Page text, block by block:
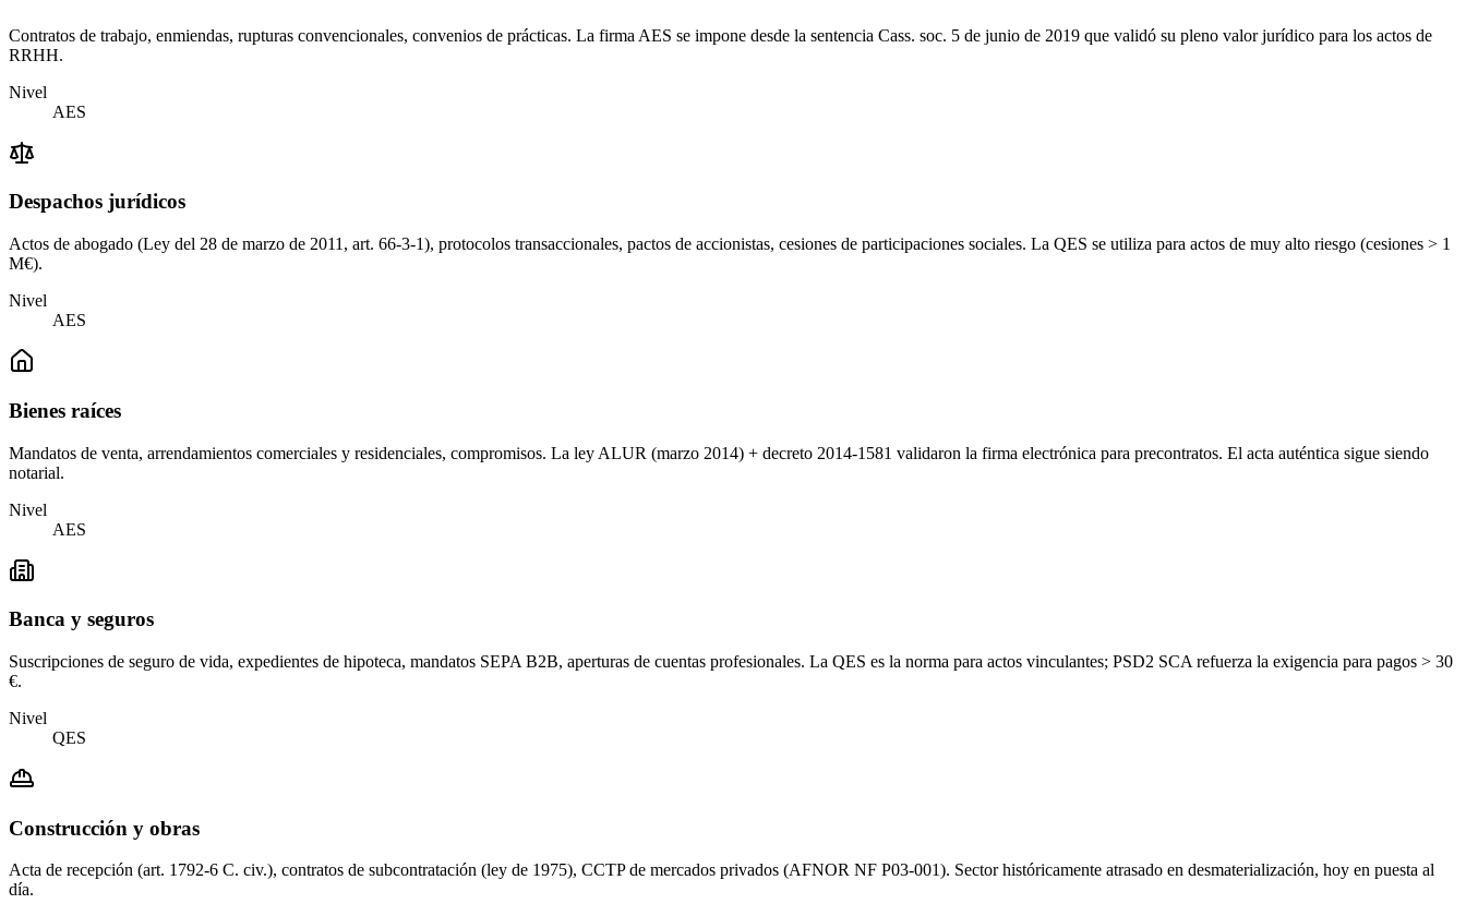
Contratos de trabajo, enmiendas, rupturas convencionales, convenios de prácticas. La firma AES se impone desde la sentencia Cass. soc. 5 de junio de 2019 que validó su pleno valor jurídico para los actos de
RRHH.
Nivel
AES
Despachos jurídicos
Actos de abogado (Ley del 28 de marzo de 2011, art. 66-3-1), protocolos transaccionales, pactos de accionistas, cesiones de participaciones sociales. La QES se utiliza para actos de muy alto riesgo (cesiones > 1
M€).
Nivel
AES
Bienes raíces
Mandatos de venta, arrendamientos comerciales y residenciales, compromisos. La ley ALUR (marzo 2014) + decreto 2014-1581 validaron la firma electrónica para precontratos. El acta auténtica sigue siendo
notarial.
Nivel
AES
Banca y seguros
Suscripciones de seguro de vida, expedientes de hipoteca, mandatos SEPA B2B, aperturas de cuentas profesionales. La QES es la norma para actos vinculantes; PSD2 SCA refuerza la exigencia para pagos > 30
€.
Nivel
QES
Construcción y obras
Acta de recepción (art. 1792-6 C. civ.), contratos de subcontratación (ley de 1975), CCTP de mercados privados (AFNOR NF P03-001). Sector históricamente atrasado en desmaterialización, hoy en puesta al
día.